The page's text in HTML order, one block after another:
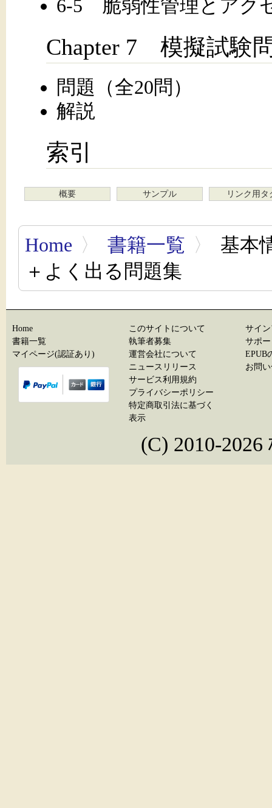
6-5 脆弱性管理とアク
Chapter 7 模擬試験
問題（全20問）
解説
索引
概要 サンプル リンク用タ
Home 〉 書籍一覧 〉
基本
＋よく出る問題集
Home
書籍一覧
マイページ(認証あり)
このサイトについて
執筆者募集
運営会社について
ニュースリリース
サービス利用規約
プライバシーポリシー
特定商取引法に基づく
表示
サイ
サポ
EPUB
お問
(C) 2010-